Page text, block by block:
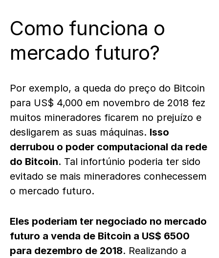
Como funciona o
mercado futuro?
Por exemplo, a queda do preço do Bitcoin
para US$ 4,000 em novembro de 2018 fez
muitos mineradores ficarem no prejuízo e
desligarem as suas máquinas. Isso
derrubou o poder computacional da rede
do Bitcoin. Tal infortúnio poderia ter sido
evitado se mais mineradores conhecessem
o mercado futuro.
Eles poderiam ter negociado no mercado
futuro a venda de Bitcoin a US$ 6500
para dezembro de 2018. Realizando a